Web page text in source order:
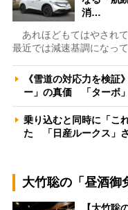
消…
あれほどもてはやされて
最近では減速基調になっ
《雪道の対応力を検証
ー」の真価 「ターボ
乗り込むと同時に「こ
た 「日産ルークス」
大竹聡の「昼酒御
【大竹聡